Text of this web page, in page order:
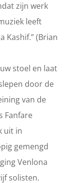
zijn werk
leeft
Kashif.” (Brian
stoel en laat
door de
van de
Fanfare
uit in
gemengd
Venlona
solisten.